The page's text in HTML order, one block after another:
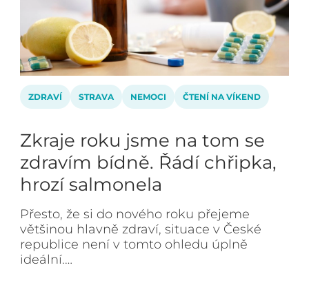
ZDRAVÍ STRAVA NEMOCI ČTENÍ NA VÍKEND
Zkraje roku jsme na tom se
zdravím bídně. Řádí chřipka,
hrozí salmonela
Přesto, že si do nového roku přejeme
většinou hlavně zdraví, situace v České
republice není v tomto ohledu úplně
ideální.…